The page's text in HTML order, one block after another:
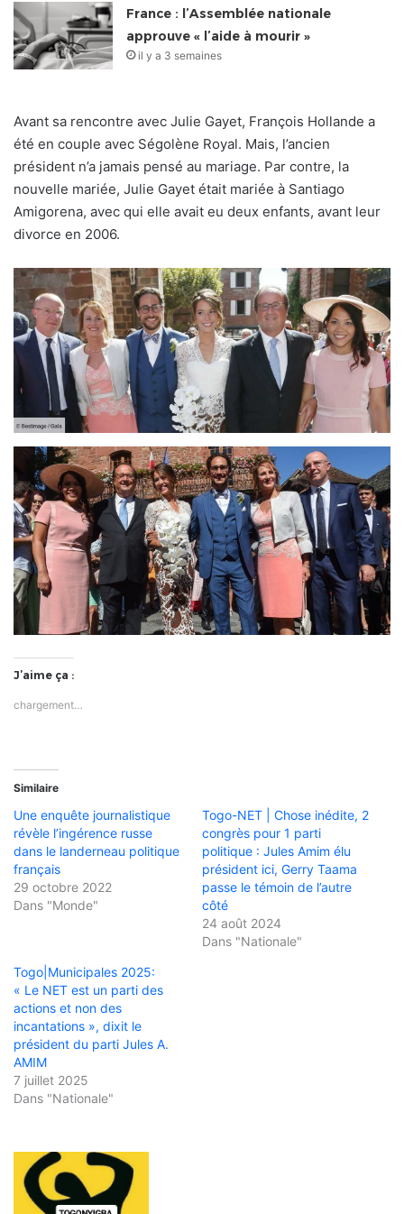
France : l’Assemblée nationale
approuve « l’aide à mourir »
il y a 3 semaines
Avant sa rencontre avec Julie Gayet, François Hollande a
été en couple avec Ségolène Royal. Mais, l’ancien
président n’a jamais pensé au mariage. Par contre, la
nouvelle mariée, Julie Gayet était mariée à Santiago
Amigorena, avec qui elle avait eu deux enfants, avant leur
divorce en 2006.
J’aime ça :
chargement…
Similaire
Une enquête journalistique
révèle l’ingérence russe
dans le landerneau politique
français
29 octobre 2022
Dans "Monde"
Togo-NET | Chose inédite, 2
congrès pour 1 parti
politique : Jules Amim élu
président ici, Gerry Taama
passe le témoin de l’autre
côté
24 août 2024
Dans "Nationale"
Togo|Municipales 2025:
« Le NET est un parti des
actions et non des
incantations », dixit le
président du parti Jules A.
AMIM
7 juillet 2025
Dans "Nationale"